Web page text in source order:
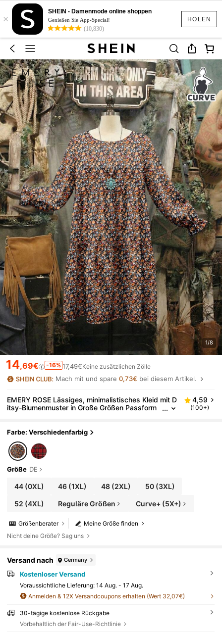
HOLEN
×
SHEIN - Damenmode online shoppen
Genießen Sie App-Special!
(10,830)
1/8
14,69€ -16% 17,49€Keine zusätzlichen Zölle
Mach mit und spare0,73€ bei diesem Artikel.
EMERY ROSE Lässiges, minimalistisches Kleid mit D
itsy-Blumenmuster in Große Größen Passform
4,59
(100+)
Farbe: Verschiedenfarbig
Größe DE
44(0XL) 46 (1XL) 48(2XL) 50(3XL)
52 (4XL) Reguläre Größen Curve+ (5X+)
Meine Größe finden
Größenberater
Nicht deine Größe? Sag uns
Versand nach Germany
Kostenloser Versand
Voraussichtliche Lieferung: 14 Aug. - 17 Aug.
Anmelden & 12X Versandcoupons erhalten (Wert 32,07€)
30-tägige kostenlose Rückgabe
Vorbehaltlich der Fair-Use-Richtlinie